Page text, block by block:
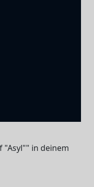
"Asyl"" in deinem